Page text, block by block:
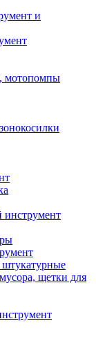
и
мотопомпы
штукатурные
щетки для